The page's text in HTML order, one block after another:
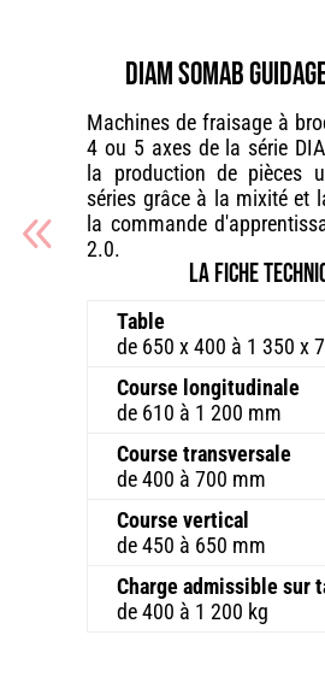
DIAM SOMAB
Machines de fraisage à
4 ou 5 axes de la série
la production de pièces
séries grâce à la mixité et
la commande
2.0.
La fiche
Table
de 650 x 400 à 1 350 x
Course longitudinale
de 610 à 1 200 mm
Course transversale
de 400 à 700 mm
Course vertical
de 450 à 650 mm
Charge admissible sur
de 400 à 1 200 kg